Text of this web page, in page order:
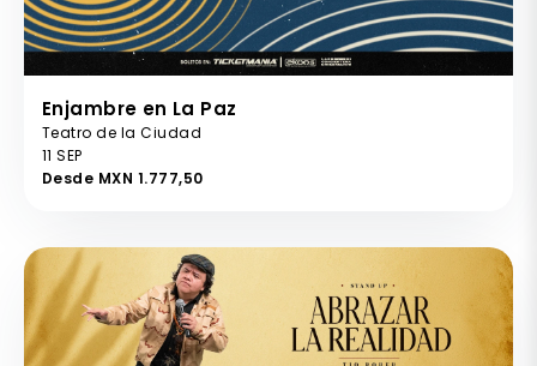
Enjambre en La Paz
Teatro de la Ciudad
11 SEP
Desde MXN 1.777,50